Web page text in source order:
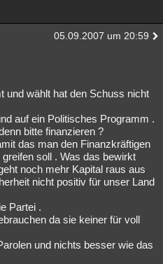
05.09.2007 um 20:59
und wählt hat den Schuss nicht
auf ein Politisches Programm .
bitte finanzieren ?
das man den Finanzkräftigen
soll . Was das bewirkt
noch mehr Kapital raus aus
nicht positiv für unser Land
Partei .
da sie keiner für voll
und nichts besser wie das